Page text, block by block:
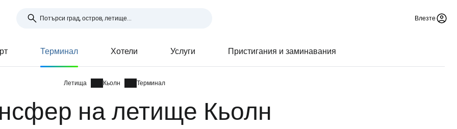
Влезте
Терминал Хотели Услуги Пристигания и заминавания
Летища Кьолн Терминал
на летище Кьолн